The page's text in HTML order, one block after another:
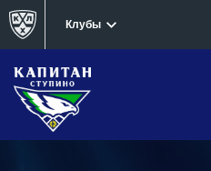
Клубы